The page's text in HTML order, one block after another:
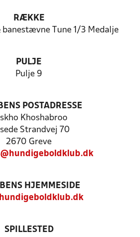
RÆKKE
banestævne Tune 1/3 Medalje
PULJE
Pulje 9
POSTADRESSE
Khoshabroo
Strandvej 70
2670 Greve
HJEMMESIDE
SPILLESTED